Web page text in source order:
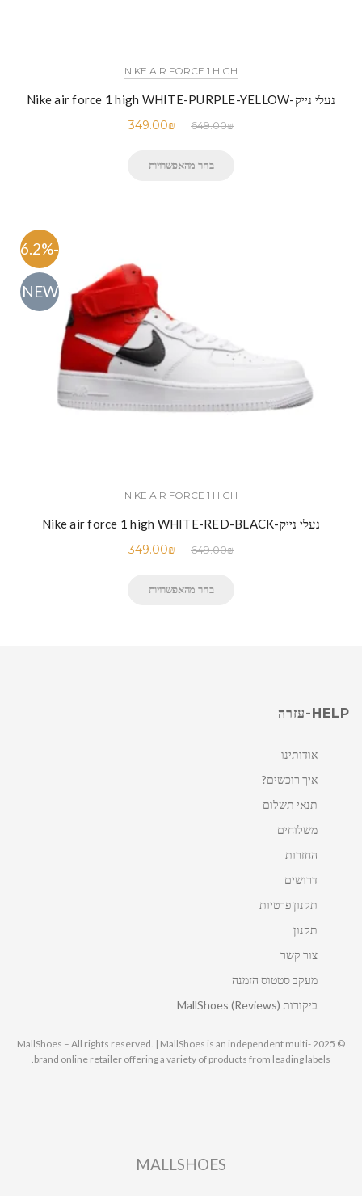
NIKE AIR FORCE 1 HIGH
נעלי נייק-Nike air force 1 high WHITE-PURPLE-YELLOW
649.00₪
349.00₪
בחר מהאפשרויות
-46.2%
NEW
NIKE AIR FORCE 1 HIGH
נעלי נייק-Nike air force 1 high WHITE-RED-BLACK
649.00₪
349.00₪
בחר מהאפשרויות
HELP-עזרה
אודותינו
איך רוכשים?
תנאי תשלום
משלוחים
החזרות
דרושים
תקנון פרטיות
תקנון
צור קשר
מעקב סטטוס הזמנה
ביקורות MallShoes (Reviews)
© 2025 MallShoes – All rights reserved. | MallShoes is an independent multi-
brand online retailer offering a variety of products from leading labels.
MALLSHOES